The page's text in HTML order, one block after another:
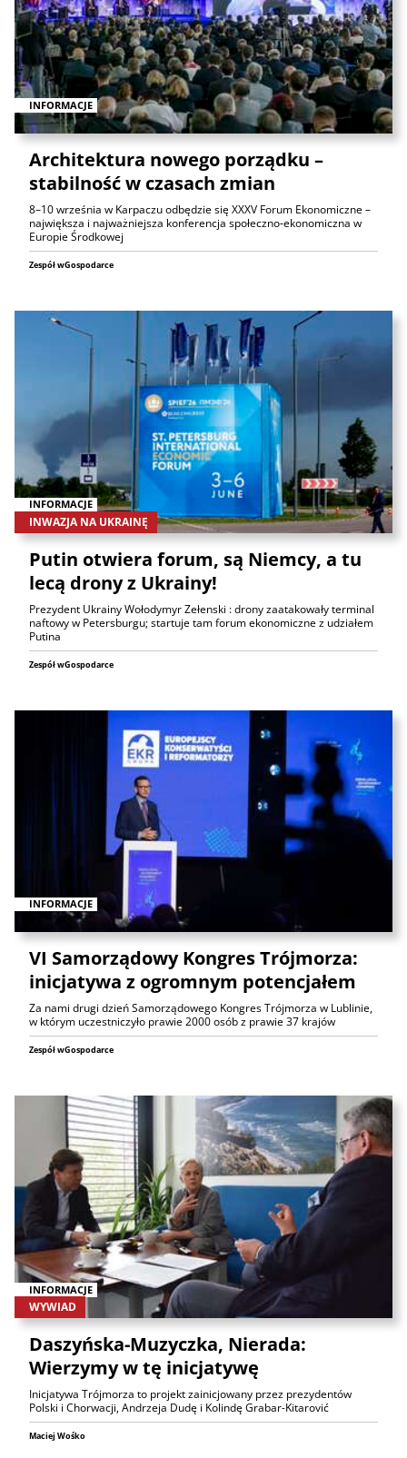
INFORMACJE
Architektura nowego porządku –
stabilność w czasach zmian
8–10 września w Karpaczu odbędzie się XXXV Forum Ekonomiczne –
największa i najważniejsza konferencja społeczno‑ekonomiczna w
Europie Środkowej
Zespół wGospodarce
INFORMACJE
INWAZJA NA UKRAINĘ
Putin otwiera forum, są Niemcy, a tu
lecą drony z Ukrainy!
Prezydent Ukrainy Wołodymyr Zełenski : drony zaatakowały terminal
naftowy w Petersburgu; startuje tam forum ekonomiczne z udziałem
Putina
Zespół wGospodarce
INFORMACJE
VI Samorządowy Kongres Trójmorza:
inicjatywa z ogromnym potencjałem
Za nami drugi dzień Samorządowego Kongres Trójmorza w Lublinie,
w którym uczestniczyło prawie 2000 osób z prawie 37 krajów
Zespół wGospodarce
INFORMACJE
WYWIAD
Daszyńska-Muzyczka, Nierada:
Wierzymy w tę inicjatywę
Inicjatywa Trójmorza to projekt zainicjowany przez prezydentów
Polski i Chorwacji, Andrzeja Dudę i Kolindę Grabar-Kitarović
Maciej Wośko